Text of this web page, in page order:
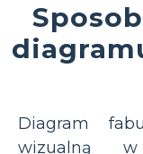
Diagram
wizualną w